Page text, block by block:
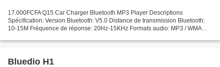
17.000FCFA Q15 Car Charger Bluetooth MP3 Player Descriptions
Spécification: Version Bluetooth: V5.0 Distance de transmission Bluetooth:
10-15M Fréquence de réponse: 20Hz-15KHz Formats audio: MP3 / WMA
Bluedio H1